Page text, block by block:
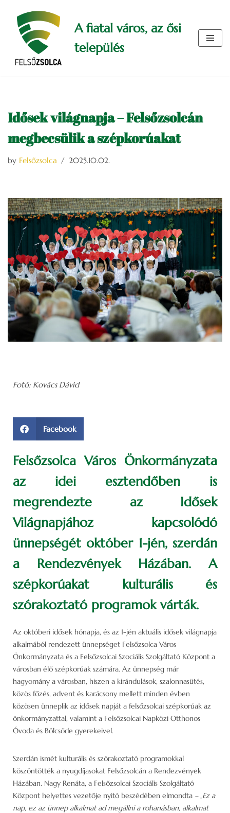
Skip
content
A fiatal város, az ősi
település
Idősek világnapja – Felsőzsolcán
megbecsülik a szépkorúakat
by Felsőzsolca 2025.10.02.
Fotó: Kovács Dávid
Facebook
Felsőzsolca Város Önkormányzata
az idei esztendőben is
megrendezte az Idősek
Világnapjához kapcsolódó
ünnepségét október 1-jén, szerdán
a Rendezvények Házában. A
szépkorúakat kulturális és
szórakoztató programok várták.
Az októberi idősek hónapja, és az 1-jén aktuális idősek világnapja
alkalmából rendezett ünnepséget Felsőzsolca Város
Önkormányzata és a Felsőzsolcai Szociális Szolgáltató Központ a
városban élő szépkorúak számára. Az ünnepség már
hagyomány a városban, hiszen a kirándulások, szalonnasütés,
közös főzés, advent és karácsony mellett minden évben
közösen ünneplik az idősek napját a felsőzsolcai szépkorúak az
önkormányzattal, valamint a Felsőzsolcai Napközi Otthonos
Óvoda és Bölcsőde gyerekeivel.
Szerdán ismét kulturális és szórakoztató programokkal
köszöntötték a nyugdíjasokat Felsőzsolcán a Rendezvények
Házában. Nagy Renáta, a Felsőzsolcai Szociális Szolgáltató
Központ helyettes vezetője nyitó beszédében elmondta – „Ez a
nap, ez az ünnep alkalmat ad megállni a rohanásban, alkalmat